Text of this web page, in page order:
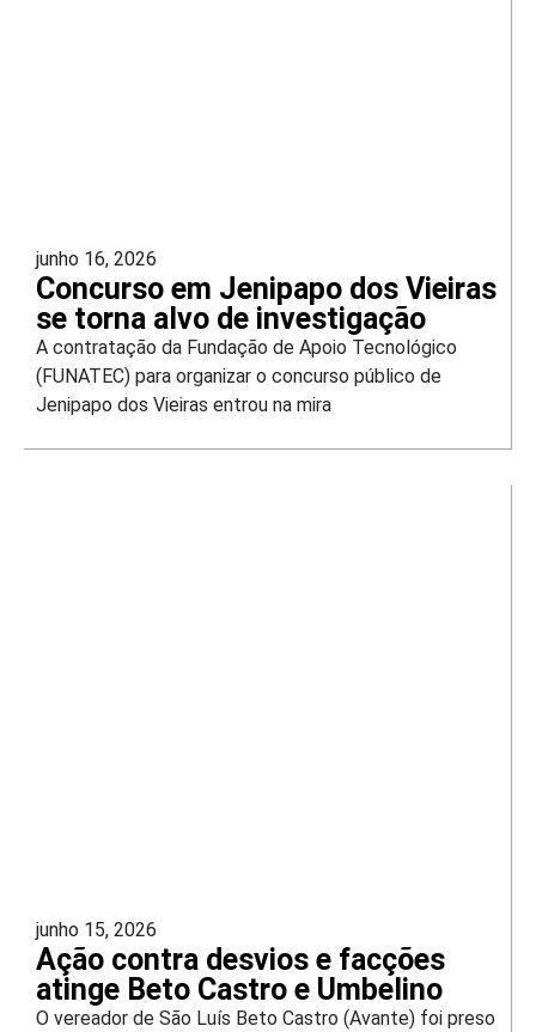
junho 16, 2026
Concurso em Jenipapo dos Vieiras
se torna alvo de investigação
A contratação da Fundação de Apoio Tecnológico
(FUNATEC) para organizar o concurso público de
Jenipapo dos Vieiras entrou na mira
junho 15, 2026
Ação contra desvios e facções
atinge Beto Castro e Umbelino
O vereador de São Luís Beto Castro (Avante) foi preso